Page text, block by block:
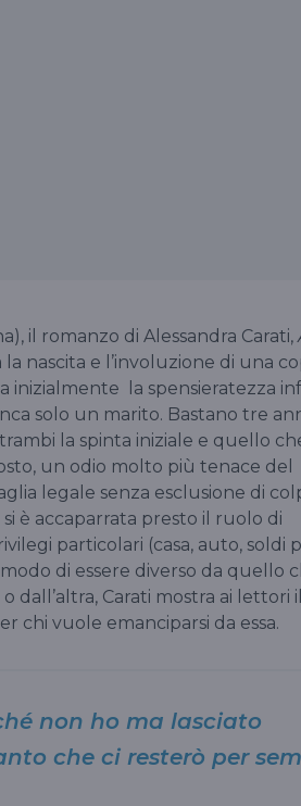
il romanzo di Alessandra Carati,
nascita e l’involuzione di una
inizialmente la spensieratezza
solo un marito. Bastano tre
la spinta iniziale e quello
un odio molto più tenace del
legale senza esclusione di
è accaparrata presto il ruolo di
particolari (casa, auto, soldi
di essere diverso da quello
dall’altra, Carati mostra ai lettori
chi vuole emanciparsi da essa.
non ho ma lasciato
che ci resterò per